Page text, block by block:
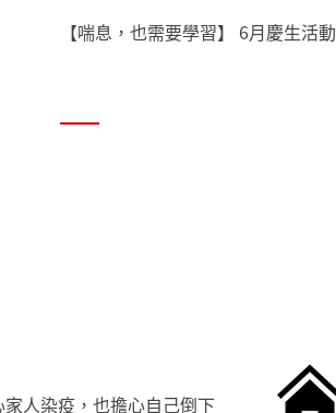
【喘息，也需要學習】 6月慶生活動
人染疫，也擔心自己倒下